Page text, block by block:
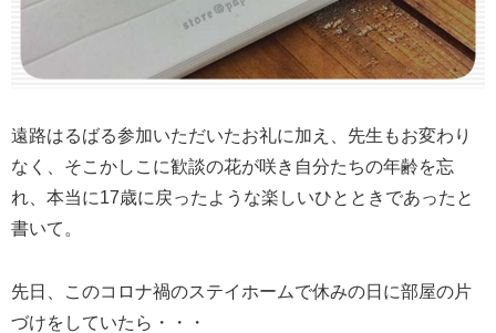
遠路はるばる参加いただいたお礼に加え、先生もお変わり
なく、そこかしこに歓談の花が咲き自分たちの年齢を忘
れ、本当に17歳に戻ったような楽しいひとときであったと
書いて。
先日、このコロナ禍のステイホームで休みの日に部屋の片
づけをしていたら・・・